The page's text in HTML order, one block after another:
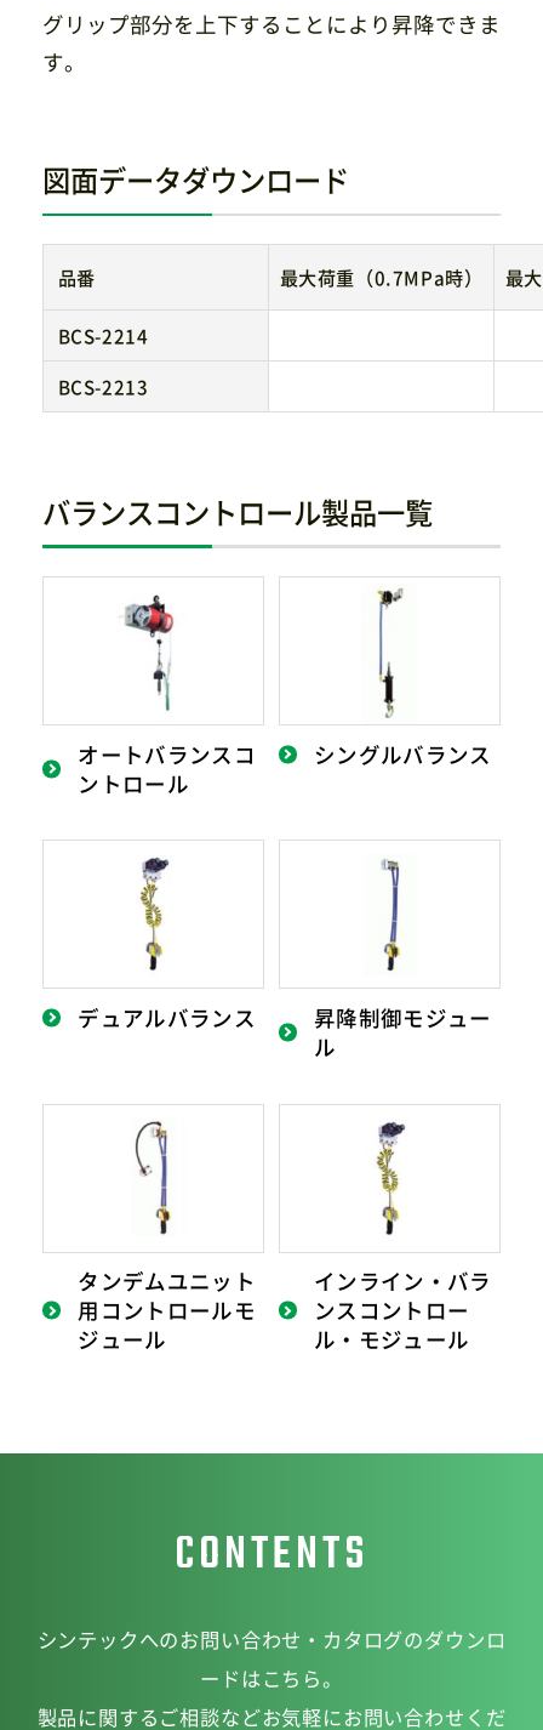
グリップ部分を上下することにより昇降できま
す。
図面データダウンロード
品番 最大荷重（0.7MPa時） 最
BCS-2214
BCS-2213
バランスコントロール製品一覧
オートバランスコ
ントロール
シングルバランス
デュアルバランス
昇降制御モジュー
ル
タンデムユニット
用コントロールモ
ジュール
インライン・バラ
ンスコントロー
ル・モジュール
CONTENTS
シンテックへのお問い合わせ・カタログのダウンロ
ードはこちら。
製品に関するご相談などお気軽にお問い合わせくだ